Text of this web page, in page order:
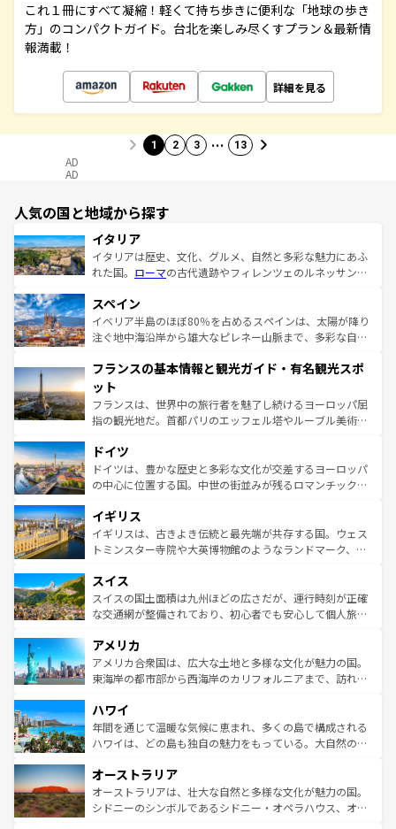
これ１冊にすべて凝縮！軽くて持ち歩きに便利な「地球の歩き
方」のコンパクトガイド。台北を楽しみ尽くすプラン＆最新情
報満載！
詳細を見る
1 2 3 … 13
AD
AD
人気の国と地域から探す
イタリア
イタリアは歴史、文化、グルメ、自然と多彩な魅力にあふ
れた国。 ローマの古代遺跡やフィレンツェのルネッサンス
ろん、トスカーナの美しい田園風景やアマルフィ海岸の絶
景など、自然景観も見逃せない。観光の合間には、本場の
ピザやパスタなど、絶品のイタリア料理を堪能することも
ませてくれるイタリアで、忘れられない旅をしてみよう！
なお、新着のイタリア情報は
しい。
スペイン
イベリア半島のほぼ80％を占めるスペインは、太陽が降り
注ぐ地中海沿岸から雄大なピレネー山脈まで、多彩な自然
文化が根付くこの国では、情熱的なフラメンコ、熱気あふ
れる闘牛、そして美味しいタパスが生活の一部となってい
る。首都マドリードの洗練された雰囲気や、バルセロナの
アートに溢れた街角から、地方では古代ローマ遺跡や中世
せる。地方によって風土や気候が異なるスペインはその個
性で訪れる人を魅了する。 なお、新着のスペイン情報は コ
ンテンツ一覧を参照してほしい。
フランスの基本情報と観光ガイド・有名観光スポ
ット
フランスは、世界中の旅行者を魅了し続けるヨーロッパ屈
指の観光地だ。首都パリのエッフェル塔やルーブル美術館
で、幅広い魅力が詰まっている。華麗な宮殿、歴史的な大
聖堂、美しいビーチ、そして豊かな自然が、訪れる者を心
から魅了する。また、フランスは美食の国としても知ら
いる。シャンパンの発祥地であるランス、プロヴァンスの
香り高いラベンダー畑など、多彩な楽しみ方が可能だ。さ
らに、パリ以外の地域にも魅力が溢れており、どの街角に
れる地方に足を運ぶとそれぞれで全く異なる文化を体験で
きるだろう。 なお、新着のフランス情報はコンテンツ一覧
を参照してほしい。
ドイツ
ドイツは、豊かな歴史と多彩な文化が交差するヨーロッパ
の中心に位置する国。中世の街並みが残るロマンチック街
顔を持つこの国は、どこを歩いても飽きることがない。ベ
ルリンの文化的活気、バイエルン州のアルプスの絶景、そ
してライン川沿いのワイン畑といった風景は必見。ビール
は、お酒好きな人にはぜひ体験してほしい。 なお、新着の
ドイツ情報はコンテンツ一覧を参照してほしい。
イギリス
イギリスは、古きよき伝統と最先端が共存する国。ウェス
トミンスター寺院や大英博物館のようなランドマーク、歴
リアごとに異なる魅力がある。また、優雅なアフタヌーン
ティー、ビール好きにはたまらない英国パブ、サッカー観
戦など、本場だからこそできる体験も豊富。イギリスを旅
ンツ一覧を参照してほしい。
スイス
スイスの国土面積は九州ほどの広さだが、運行時刻が正確
な交通網が整備されており、初心者でも安心して個人旅行
の建物がそのまま残る町や、スイスならではのユニークな
博物館もあり、アルプス観光だけでなく町歩きも満喫する
ことができる。国民の所得が高いため物価も高いが、旅行
ば市内交通費無料で観光を楽しむこともできる。 なお、新
着のスイス情報はコンテンツ一覧 を参照してほしい。
アメリカ
アメリカ合衆国は、広大な土地と多様な文化が魅力の国。
東海岸の都市部から西海岸のカリフォルニアまで、訪れる
のような巨大都市は、観光、ショッピング、エンターテイ
ンメントが詰まった刺激的なスポットだ。一方、アメリカ
西部には大自然が広がり、グランドキャニオンやイエロー
部のニューオーリンズでは、音楽と美食が融合した独特の
文化が魅力。旅行者はアメリカの各地域で異なる魅力を楽
しみながら、その多様性と豊かな歴史を感じることができ
ハワイ
年間を通じて温暖な気候に恵まれ、多くの島で構成される
ハワイは、どの島も独自の魅力をもっている。大自然の神
ワイ島は見逃せない。また、定番の観光地といえばオアフ
島だが、静かな自然を求めるならマウイ島やカウアイ島が
おすすめ。エメラルドグリーンに輝く海をはじめ、豊かな
オーストラリア
オーストラリアは、壮大な自然と多様な文化が魅力の国。
シドニーのシンボルであるシドニー・オペラハウス、オー